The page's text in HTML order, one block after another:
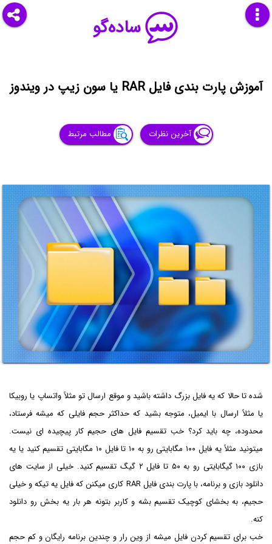
ساده‌گو
آموزش پارت بندی فایل RAR یا سون زیپ در ویندوز
آخرین نظرات مطالب مرتبط
شده تا حالا که یه فایل بزرگ داشته باشید و موقع ارسال تو مثلاً واتساپ یا روبیکا
یا مثلاً ارسال با ایمیل، متوجه بشید که حداکثر حجم فایلی که میشه فرستاد،
محدوده، چه باید کرد؟ خب تقسیم فایل های حجیم کار پیچیده ای نیست.
میتونید مثلاً یه فایل ۱۰۰ مگابایتی رو به ۱۰ تا فایل ۱۰ مگابایتی تقسیم کنید یا یه
بازی ۱۰۰ گیگابایتی رو به ۵۰ تا فایل ۲ گیگ تقسیم کنید. خیلی از سایت های
دانلود بازی و برنامه، با پارت بندی فایل RAR کاری میکنن که فایل یه تیکه و خیلی
حجیم، به بخشای کوچیک تقسیم بشه و کاربر بتونه هر بار یه بخش رو دانلود
کنه.
خب برای تقسیم کردن فایل میشه از وین رار و چندین برنامه رایگان و کم حجم